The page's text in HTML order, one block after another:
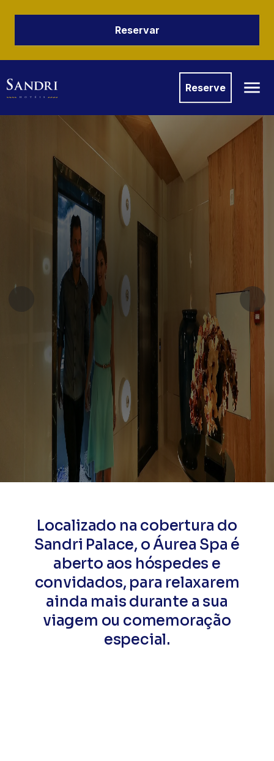
Reservar
Reserve
Localizado na cobertura do
Sandri Palace, o Áurea Spa é
aberto aos hóspedes e
convidados, para relaxarem
ainda mais durante a sua
viagem ou comemoração
especial.